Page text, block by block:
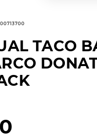
TACO